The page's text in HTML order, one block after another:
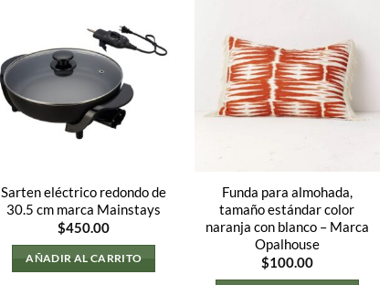
Sarten eléctrico redondo de
30.5 cm marca Mainstays
$450.00
AÑADIR AL CARRITO
Funda para almohada,
tamaño estándar color
naranja con blanco – Marca
Opalhouse
$100.00